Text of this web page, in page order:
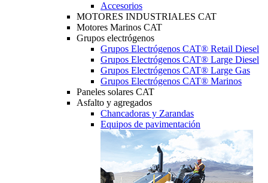
Accesorios
MOTORES INDUSTRIALES CAT
Motores Marinos CAT
Grupos electrógenos
Grupos Electrógenos CAT® Retail Diesel
Grupos Electrógenos CAT® Large Diesel
Grupos Electrógenos CAT® Large Gas
Grupos Electrógenos CAT® Marinos
Paneles solares CAT
Asfalto y agregados
Chancadoras y Zarandas
Equipos de pavimentación